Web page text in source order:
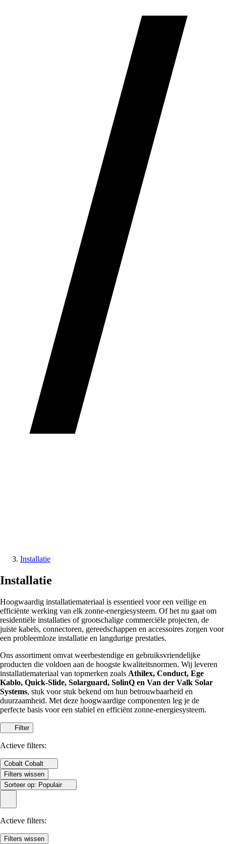
Installatie
Installatie
Hoogwaardig installatiemateriaal is essentieel voor een veilige en
efficiënte werking van elk zonne-energiesysteem. Of het nu gaat om
residentiële installaties of grootschalige commerciële projecten, de
juiste kabels, connectoren, gereedschappen en accessoires zorgen voor
een probleemloze installatie en langdurige prestaties.
Ons assortiment omvat weerbestendige en gebruiksvriendelijke
producten die voldoen aan de hoogste kwaliteitsnormen. Wij leveren
installatiemateriaal van topmerken zoals Athilex, Conduct, Ege
Kablo, Quick-Slide, Solarguard, SolinQ en Van der Valk Solar
Systems, stuk voor stuk bekend om hun betrouwbaarheid en
duurzaamheid. Met deze hoogwaardige componenten leg je de
perfecte basis voor een stabiel en efficiënt zonne-energiesysteem.
Filter
Actieve filters:
Cobalt Cobalt
Filters wissen
Sorteer op: Populair
Actieve filters:
Filters wissen